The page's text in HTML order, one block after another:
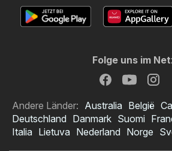
Folge uns im
Andere Länder: Australia België
Deutschland Danmark Suomi
Italia Lietuva Nederland Norge